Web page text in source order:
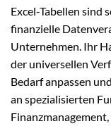
Excel-Tabellen sind
finanzielle
Unternehmen. Ihr
der universellen
Bedarf anpassen
an spezialisierten